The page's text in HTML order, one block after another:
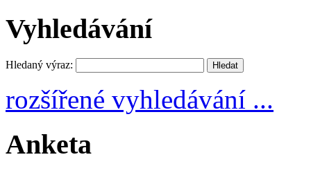
Vyhledávání
Hledaný výraz:
rozšířené vyhledávání ...
Anketa